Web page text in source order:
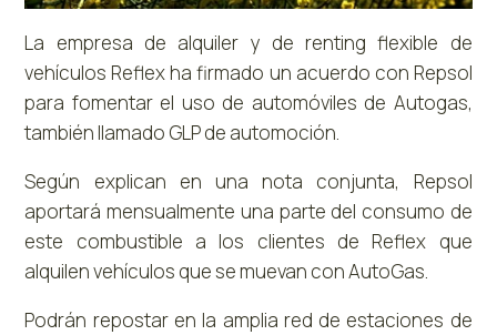
La empresa de alquiler y de renting flexible de
vehículos Reflex ha firmado un acuerdo con Repsol
para fomentar el uso de automóviles de Autogas,
también llamado GLP de automoción.
Según explican en una nota conjunta, Repsol
aportará mensualmente una parte del consumo de
este combustible a los clientes de Reflex que
alquilen vehículos que se muevan con AutoGas.
Podrán repostar en la amplia red de estaciones de